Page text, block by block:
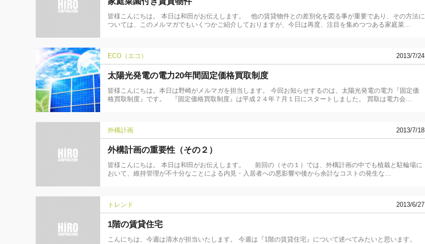
皆様こんにちは。 本日は和田がお伝えします。 他の賃貸物件との差別化を図る事が重要であり、その方法に
ついては、このメルマガでもいくつかご紹介しておりますが、今日は再度、注目を集めつつある家庭菜…
ECO（エコ） 2013/7/24
太陽光発電の電力20年間固定価格買取制度
皆様こんにちは。本日は野崎がメルマガを担当します。 今回お知らせするのは、太陽光発電の電力『固定価
格買取制度』です。 『固定価格買取制度』は平成２４年７月１日にスタートしました。 買取は電力会…
外構計画 2013/7/18
外構計画の重要性（その２）
皆様こんにちは。 本日は和田がお伝えします。 前回の（その１）では、外構計画の中でも植栽と駐輪場に
おいて、維持管理が不十分なことによる内見・入居者への悪影響や後から余計なコストの発生な…
トレンド 2013/6/27
1階の賃貸住宅
こんにちは、今週は清水が担当いたします。 今週は『1階の賃貸住宅』について述べてみたいと思います。